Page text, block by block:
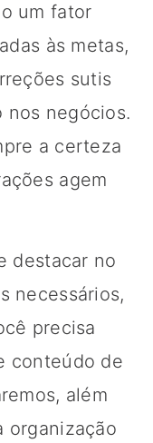
um fator
às metas,
sutis
nos negócios.
a certeza
agem
destacar no
necessários,
precisa
conteúdo de
além
organização